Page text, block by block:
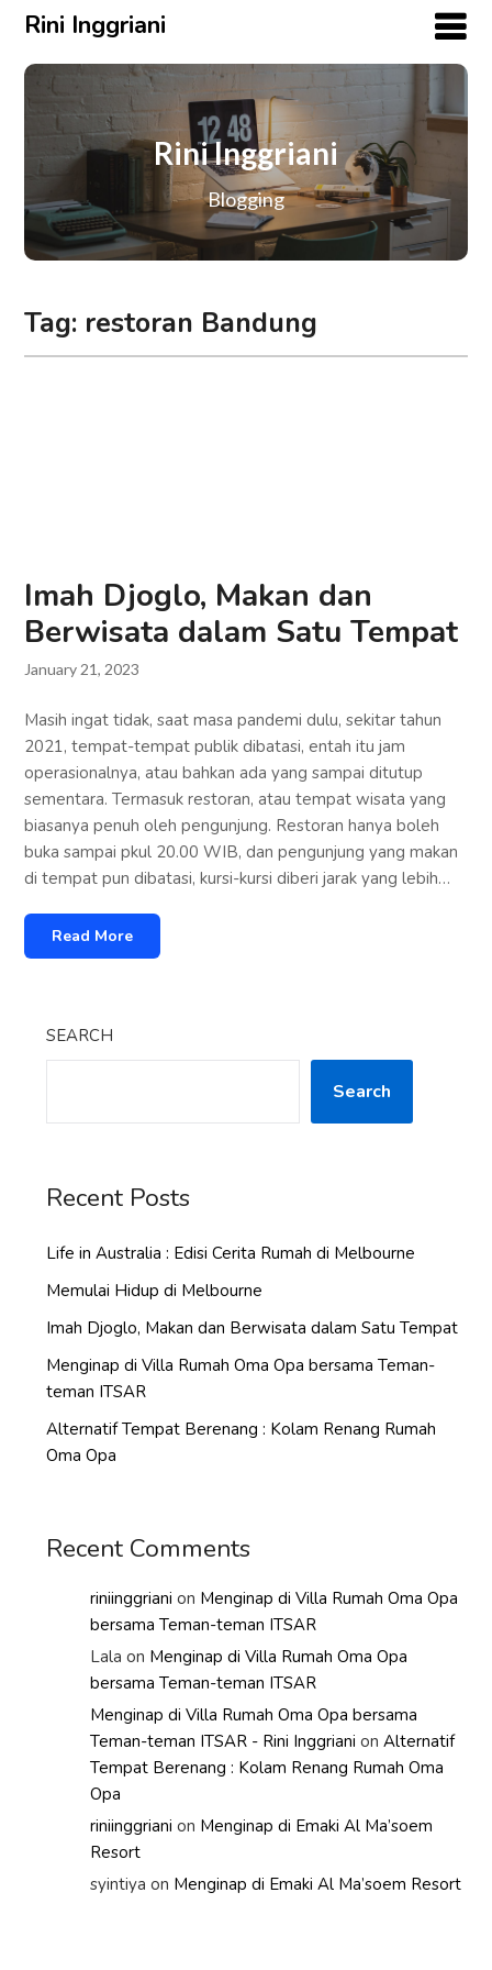
Rini Inggriani
Rini Inggriani
Blogging
Tag: restoran Bandung
Imah Djoglo, Makan dan
Berwisata dalam Satu Tempat
January 21, 2023
Masih ingat tidak, saat masa pandemi dulu, sekitar tahun
2021, tempat-tempat publik dibatasi, entah itu jam
operasionalnya, atau bahkan ada yang sampai ditutup
sementara. Termasuk restoran, atau tempat wisata yang
biasanya penuh oleh pengunjung. Restoran hanya boleh
buka sampai pkul 20.00 WIB, dan pengunjung yang makan
di tempat pun dibatasi, kursi-kursi diberi jarak yang lebih…
Read More
SEARCH
Search
Recent Posts
Life in Australia : Edisi Cerita Rumah di Melbourne
Memulai Hidup di Melbourne
Imah Djoglo, Makan dan Berwisata dalam Satu Tempat
Menginap di Villa Rumah Oma Opa bersama Teman-
teman ITSAR
Alternatif Tempat Berenang : Kolam Renang Rumah
Oma Opa
Recent Comments
riniinggriani on Menginap di Villa Rumah Oma Opa
bersama Teman-teman ITSAR
Lala on Menginap di Villa Rumah Oma Opa
bersama Teman-teman ITSAR
Menginap di Villa Rumah Oma Opa bersama
Teman-teman ITSAR - Rini Inggriani onAlternatif
Tempat Berenang : Kolam Renang Rumah Oma
Opa
riniinggriani on Menginap di Emaki Al Ma’soem
Resort
syintiya on Menginap di Emaki Al Ma’soem Resort